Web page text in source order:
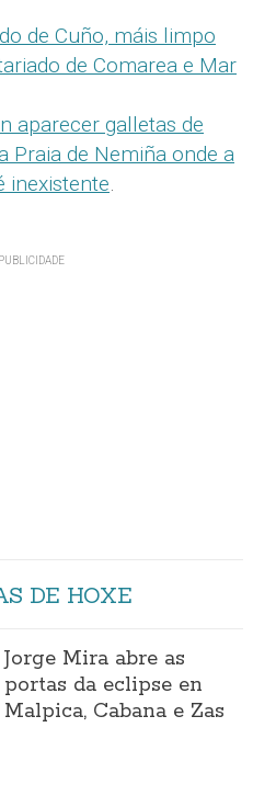
de Cuño, máis limpo
de Comarea e Mar
aparecer galletas de
Praia de Nemiña onde a
inexistente.
DE HOXE
Jorge Mira abre as
portas da eclipse en
Malpica, Cabana e Zas